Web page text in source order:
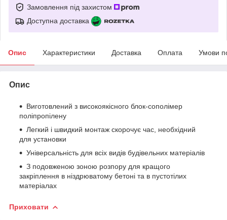
Замовлення під захистом
Доступна доставка
Опис Характеристики Доставка Оплата Умови
Опис
Виготовлений з високоякісного блок-сополімер
поліпропілену
Легкий і швидкий монтаж скорочує час, необхідний
для установки
Універсальність для всіх видів будівельних матеріалів
З подовженою зоною розпору для кращого
закріплення в ніздрюватому бетоні та в пустотілих
матеріалах
Приховати